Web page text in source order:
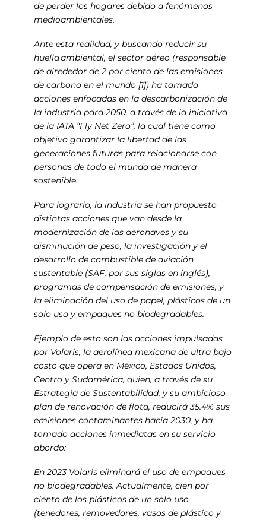
de perder los hogares debido a fenómenos
medioambientales.
Ante esta realidad, y buscando reducir su
huella ambiental, el sector aéreo (responsable
de alrededor de 2 por ciento de las emisiones
de carbono en el mundo [1]) ha tomado
acciones enfocadas en la descarbonización de
la industria para 2050, a través de la iniciativa
de la IATA “Fly Net Zero”, la cual tiene como
objetivo garantizar la libertad de las
generaciones futuras para relacionarse con
personas de todo el mundo de manera
sostenible.
Para lograrlo, la industria se han propuesto
distintas acciones que van desde la
modernización de las aeronaves y su
disminución de peso, la investigación y el
desarrollo de combustible de aviación
sustentable (SAF, por sus siglas en inglés),
programas de compensación de emisiones, y
la eliminación del uso de papel, plásticos de un
solo uso y empaques no biodegradables.
Ejemplo de esto son las acciones impulsadas
por Volaris, la aerolínea mexicana de ultra bajo
costo que opera en México, Estados Unidos,
Centro y Sudamérica, quien, a través de su
Estrategia de Sustentabilidad, y su ambicioso
plan de renovación de flota, reducirá 35.4% sus
emisiones contaminantes hacia 2030, y ha
tomado acciones inmediatas en su servicio
abordo:
En 2023 Volaris eliminará el uso de empaques
no biodegradables. Actualmente, cien por
ciento de los plásticos de un solo uso
(tenedores, removedores, vasos de plástico y